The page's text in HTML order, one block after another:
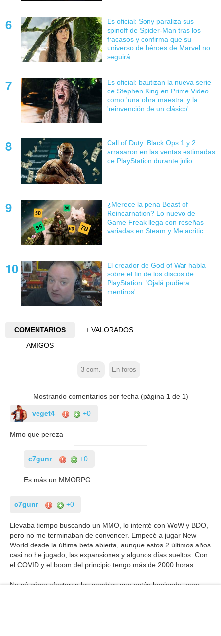
Es oficial: Sony paraliza sus
spinoff de Spider-Man tras los
fracasos y confirma que su
universo de héroes de Marvel no
seguirá
Es oficial: bautizan la nueva serie
de Stephen King en Prime Video
como 'una obra maestra' y la
'reinvención de un clásico'
Call of Duty: Black Ops 1 y 2
arrasaron en las ventas estimadas
de PlayStation durante julio
¿Merece la pena Beast of
Reincarnation? Lo nuevo de
Game Freak llega con reseñas
variadas en Steam y Metacritic
El creador de God of War habla
sobre el fin de los discos de
PlayStation: 'Ojalá pudiera
mentiros'
COMENTARIOS
+ VALORADOS
AMIGOS
3 com. En foros
Mostrando comentarios por fecha (página 1de 1)
veget4 +0
Mmo que pereza
c7gunr +0
Es más un MMORPG
c7gunr +0
Llevaba tiempo buscando un MMO, lo intenté con WoW y BDO,
pero no me terminaban de convencer. Empecé a jugar New
World desde la última beta abierta, aunque estos 2 últimos años
casi no he jugado, las expansiones y algunos días sueltos. Con
el COVID y el boom del principio tengo más de 2000 horas.
No sé cómo afectaran los cambios que están haciendo, pero